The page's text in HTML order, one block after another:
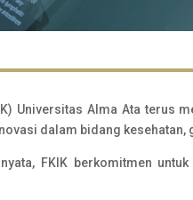
Universitas Alma Ata
dalam bidang kesehatan,
FKIK berkomitmen